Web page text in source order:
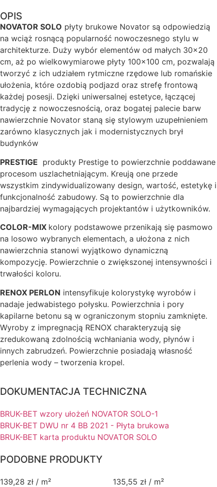
OPIS
NOVATOR SOLO płyty brukowe Novator są odpowiedzią
na wciąż rosnącą popularność nowoczesnego stylu w
architekturze. Duży wybór elementów od małych 30×20
cm, aż po wielkowymiarowe płyty 100×100 cm, pozwalają
tworzyć z ich udziałem rytmiczne rzędowe lub romańskie
ułożenia, które ozdobią podjazd oraz strefę frontową
każdej posesji. Dzięki uniwersalnej estetyce, łączącej
tradycję z nowoczesnością, oraz bogatej palecie barw
nawierzchnie Novator staną się stylowym uzupełnieniem
zarówno klasycznych jak i modernistycznych brył
budynków
PRESTIGE produkty Prestige to powierzchnie poddawane
procesom uszlachetniającym. Kreują one przede
wszystkim zindywidualizowany design, wartość, estetykę i
funkcjonalność zabudowy. Są to powierzchnie dla
najbardziej wymagających projektantów i użytkowników.
COLOR-MIX kolory podstawowe przenikają się pasmowo
na losowo wybranych elementach, a ułożona z nich
nawierzchnia stanowi wyjątkowo dynamiczną
kompozycję. Powierzchnie o zwiększonej intensywności i
trwałości koloru.
RENOX PERLON intensyfikuje kolorystykę wyrobów i
nadaje jedwabistego połysku. Powierzchnia i pory
kapilarne betonu są w ograniczonym stopniu zamknięte.
Wyroby z impregnacją RENOX charakteryzują się
zredukowaną zdolnością wchłaniania wody, płynów i
innych zabrudzeń. Powierzchnie posiadają własność
perlenia wody – tworzenia kropel.
DOKUMENTACJA TECHNICZNA
BRUK-BET wzory ułożeń NOVATOR SOLO-1
BRUK-BET DWU nr 4 BB 2021 - Płyta brukowa
BRUK-BET karta produktu NOVATOR SOLO
PODOBNE PRODUKTY
139,28 zł / m² 135,55 zł / m²